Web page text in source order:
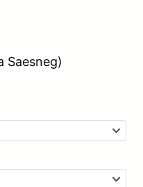
Saesneg)